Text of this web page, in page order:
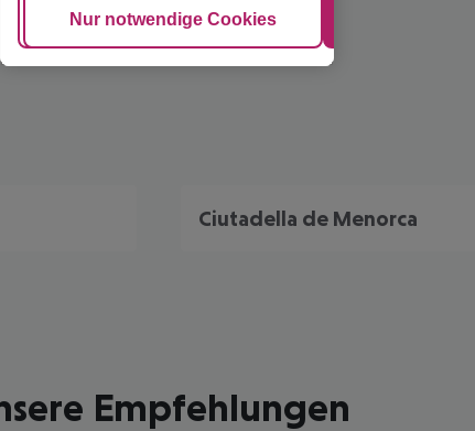
Ciutadella de Menorca
Empfehlungen
Cookie anpassen
Nur notwendige Cookies